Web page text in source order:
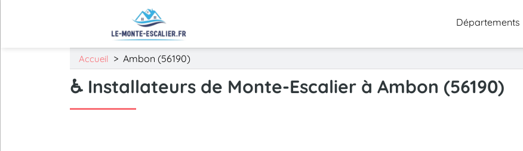
Départements
Accueil > Ambon (56190)
♿ Installateurs de Monte-Escalier à Ambon (56190)